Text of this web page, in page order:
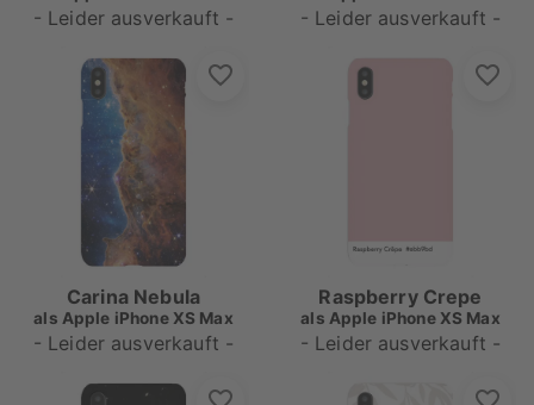
- Leider ausverkauft - - Leider ausverkauft -
Carina Nebula
als Apple iPhone XS Max
- Leider ausverkauft -
Raspberry Crepe
als Apple iPhone XS Max
- Leider ausverkauft -